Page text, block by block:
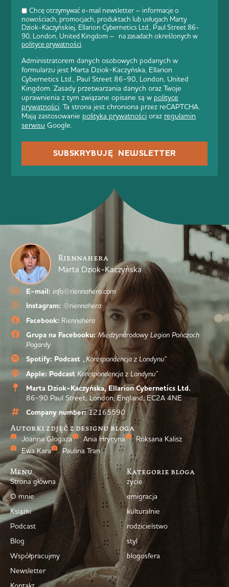
Chcę otrzymywać e-mail newsletter – informacje o
nowościach, promocjach, produktach lub usługach Marty
Dziok-Kaczyńskiej, Ellarion Cybernetics Ltd., Paul Street 86-
90, London, United Kingdom – na zasadach określonych w
polityce prywatności.
Administratorem danych osobowych podanych w
formularzu jest Marta Dziok-Kaczyńska, Ellarion
Cybernetics Ltd., Paul Street 86-90, London, United
Kingdom. Zasady przetwarzania danych oraz Twoje
uprawnienia z tym związane opisane są w polityce
prywatności. Ta strona jest chroniona przez reCAPTCHA.
Mają zastosowanie polityka prywatności oraz regulamin
serwisu Google.
SUBSKRYBUJĘ NEWSLETTER
Riennahera
Marta Dziok-Kaczyńska
E-mail: info@riennahera.com
Instagram: @riennahera
Facebook: Riennahera
Grupa na Facebooku: Międzynarodowy Legion Pończoch
Pogardy
Spotify: Podcast „Korespondencja z Londynu”
Apple: Podcast Korespondencja z Londynu”
Marta Dziok-Kaczyńska, Ellarion Cybernetics Ltd.
86-90 Paul Street, London, England, EC2A 4NE
Company number: 12165590
Autorki zdjęć z designu bloga
Joanna Glogaza Ania Hrycyna
Roksana Kalisz
Ewa Kara
Paulina Tran
Menu
Strona główna
O mnie
Książki
Podcast
Blog
Współpracujmy
Newsletter
Kategorie bloga
życie
emigracja
kulturalnie
rodzicielstwo
styl
blogosfera